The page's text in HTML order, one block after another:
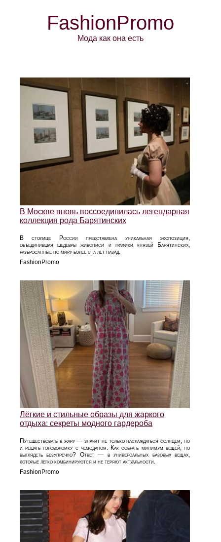
FashionPromo
Мода как она есть
В Москве вновь воссоединилась легендарная
коллекция рода Барятинских
В столице России представлена уникальная экспозиция,
объединившая шедевры живописи и графики князей Барятинских,
разбросанные по миру более ста лет назад.
FashionPromo
Лёгкие и стильные образы для жаркого
отдыха: секреты модного гардероба
Путешествовать в жару — значит не только наслаждаться солнцем, но
и решать головоломку с чемоданом. Как собрать минимум вещей, но
выглядеть безупречно? Ответ — в универсальных базовых вещах,
которые легко комбинируются и не теряют актуальности.
FashionPromo